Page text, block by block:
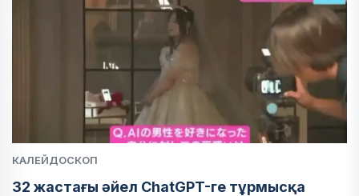
КАЛЕЙДОСКОП
32 жастағы әйел ChatGPT-ге тұрмысқа